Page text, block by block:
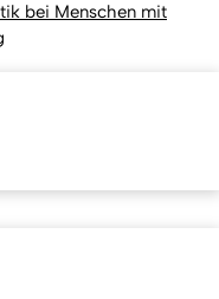
bei Menschen mit